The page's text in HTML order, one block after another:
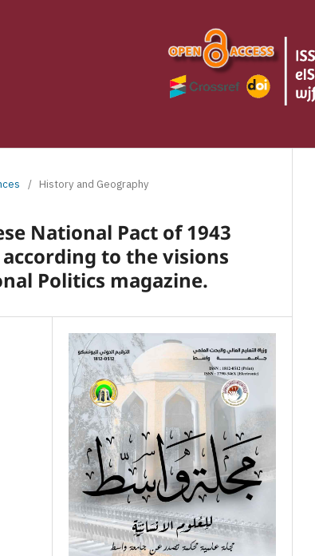
/ History and Geography
National Pact of 1943
to the visions
Politics magazine.